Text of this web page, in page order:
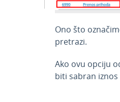
Ono što
pretrazi.
Ako ovu opciju
biti sabran